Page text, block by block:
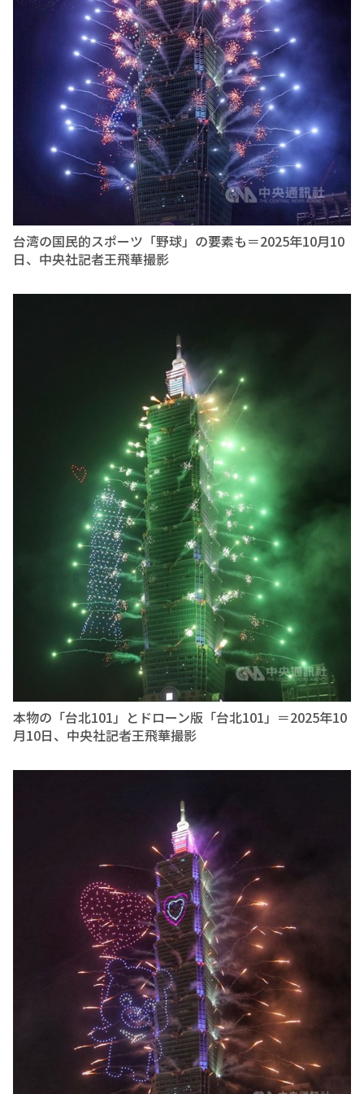
台湾の国民的スポーツ「野球」の要素も＝2025年10月10
日、中央社記者王飛華撮影
本物の「台北101」とドローン版「台北101」＝2025年10
月10日、中央社記者王飛華撮影